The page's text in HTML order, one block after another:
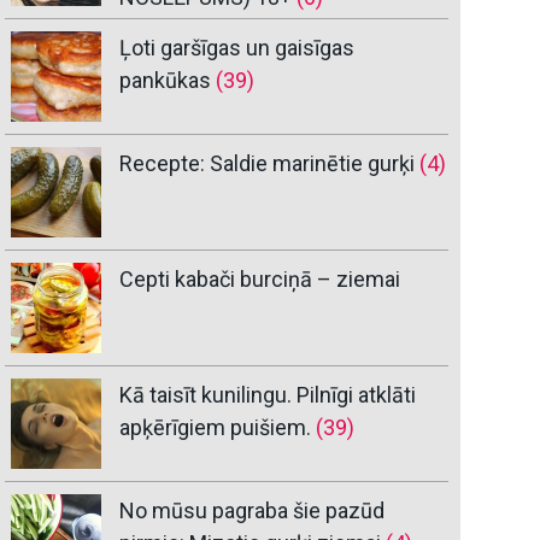
Ļoti garšīgas un gaisīgas
pankūkas (39)
Recepte: Saldie marinētie gurķi (4)
Cepti kabači burciņā – ziemai
Kā taisīt kunilingu. Pilnīgi atklāti
apķērīgiem puišiem. (39)
No mūsu pagraba šie pazūd